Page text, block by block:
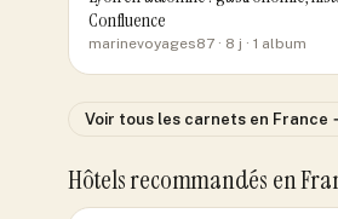
Confluence
marinevoyages87 · 8 j · 1 album
Voir tous les carnets en France
Hôtels recommandés en